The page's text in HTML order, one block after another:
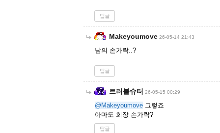
답글
Makeyoumove 26-05-14 21:43
남의 손가락..?
답글
트러블슈터 26-05-15 00:29
@Makeyoumove 그렇죠
아마도 회장 손가락?
답글